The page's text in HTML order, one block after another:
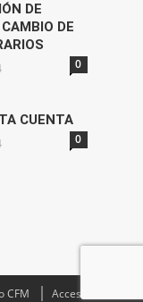
DE
DE
0
CUENTA
0
CFM Acceso